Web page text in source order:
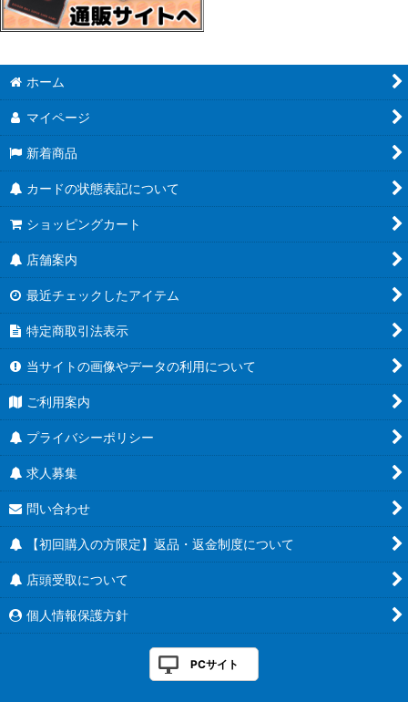
ホーム
マイページ
新着商品
カードの状態表記について
ショッピングカート
店舗案内
最近チェックしたアイテム
特定商取引法表示
当サイトの画像やデータの利用について
ご利用案内
プライバシーポリシー
求人募集
問い合わせ
【初回購入の方限定】返品・返金制度について
店頭受取について
個人情報保護方針
PCサイト